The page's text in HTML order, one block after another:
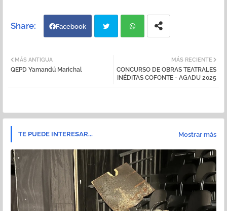
Facebook
atsa
MÁS RECIENTE
CONCURSO DE OBRAS TEATRALES
INÉDITAS COFONTE - AGADU 2025
MÁS ANTIGUA
QEPD Yamandú Marichal
TE PUEDE INTERESAR... Mostrar más